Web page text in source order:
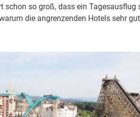
schon so groß, dass ein Tagesausflug
die angrenzenden Hotels sehr